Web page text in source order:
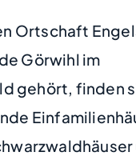
Ortschaft
Görwihl im
gehört, finden